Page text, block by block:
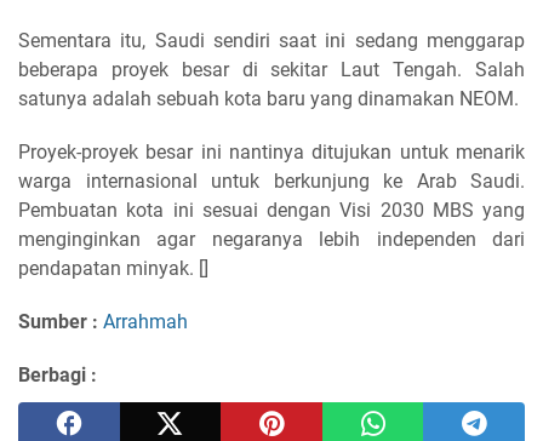
Sementara itu, Saudi sendiri saat ini sedang menggarap
beberapa proyek besar di sekitar Laut Tengah. Salah
satunya adalah sebuah kota baru yang dinamakan NEOM.
Proyek-proyek besar ini nantinya ditujukan untuk menarik
warga internasional untuk berkunjung ke Arab Saudi.
Pembuatan kota ini sesuai dengan Visi 2030 MBS yang
menginginkan agar negaranya lebih independen dari
pendapatan minyak. []
Sumber : Arrahmah
Berbagi :